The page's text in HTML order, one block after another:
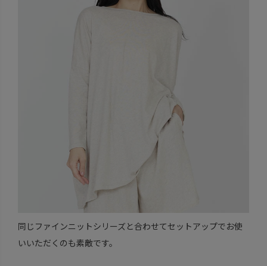
同じファインニットシリーズと合わせてセットアップでお使
いいただくのも素敵です。